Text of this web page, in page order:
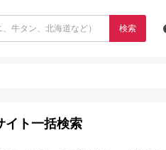
検索
イト一括検索